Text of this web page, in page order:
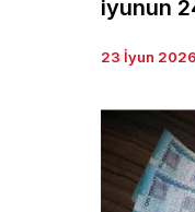
iyunun
23 İyun